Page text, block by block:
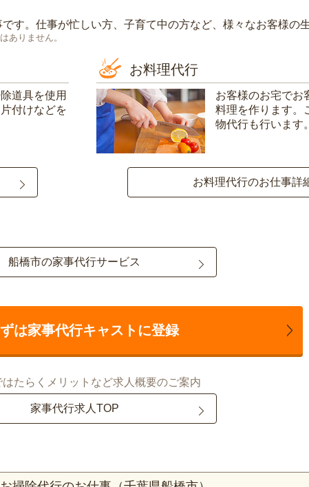
です。仕事が忙しい方、子育て中の方など、様々なお客様の
ありません。
道具を使用
付けなどを
お料理代行
お客様のお宅でお
料理を作ります。
物代行も行います。
お料理代行のお仕事詳
船橋市の家事代行サービス
は家事代行キャストに登録
たらくメリットなど求人概要のご案内
家事代行求人TOP